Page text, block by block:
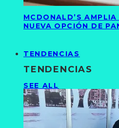
MCDONALD’S
NUEVA OPCIÓN DE
TENDENCIAS
TENDENCIAS
SEE ALL